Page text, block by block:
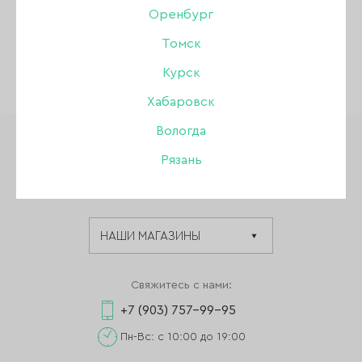
Оренбург
Томск
Курск
Хабаровск
Вологда
Рязань
Свяжитесь с нами:
+7 (903) 757-99-95
Пн-Вс: с 10:00 до 19:00